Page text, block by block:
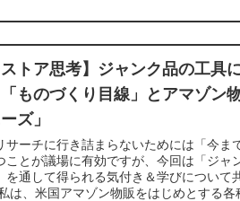
ストア思考】ジャンク品の工具
ものづくり目線」とアマゾン
ズ」
サーチに行き詰まらないためには「今ま
ことが議場に有効ですが、今回は「ジャ
を通して得られる気付き＆学びについて
は、米国アマゾン物販をはじめとする各